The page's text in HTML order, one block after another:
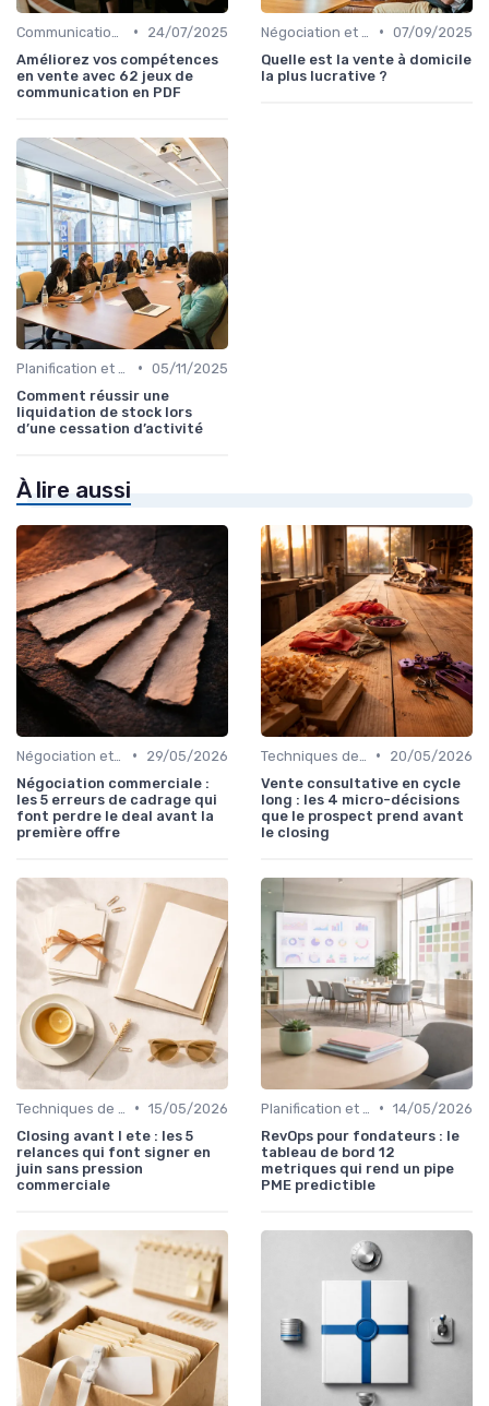
•
24/07/2025
Améliorez vos compétences
en vente avec 62 jeux de
communication en PDF
• 07/09/2025
Quelle est la vente à domicile
la plus lucrative ?
• 05/11/2025
Comment réussir une
liquidation de stock lors
d’une cessation d’activité
À lire aussi
•
29/05/2026
Négociation commerciale :
les 5 erreurs de cadrage qui
font perdre le deal avant la
première offre
•
20/05/2026
Vente consultative en cycle
long : les 4 micro-décisions
que le prospect prend avant
le closing
• 15/05/2026
Closing avant l ete : les 5
relances qui font signer en
juin sans pression
commerciale
• 14/05/2026
RevOps pour fondateurs : le
tableau de bord 12
metriques qui rend un pipe
PME predictible